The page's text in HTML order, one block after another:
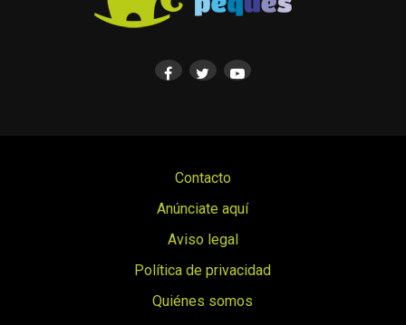
Contacto
Anúnciate aquí
Aviso legal
Política de privacidad
Quiénes somos